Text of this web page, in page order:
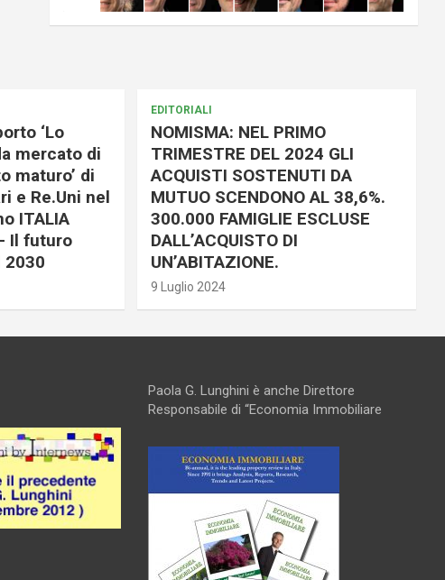
‘Lo
mercato di
maturo’ di
e Re.Uni nel
ITALIA
Il futuro
EDITORIALI
NOMISMA: NEL PRIMO
TRIMESTRE DEL 2024 GLI
ACQUISTI SOSTENUTI DA
MUTUO SCENDONO AL 38,6%.
300.000 FAMIGLIE ESCLUSE
DALL’ACQUISTO DI
UN’ABITAZIONE.
9 Luglio 2024
Paola G. Lunghini è anche Direttore
Responsabile di “Economia Immobiliare